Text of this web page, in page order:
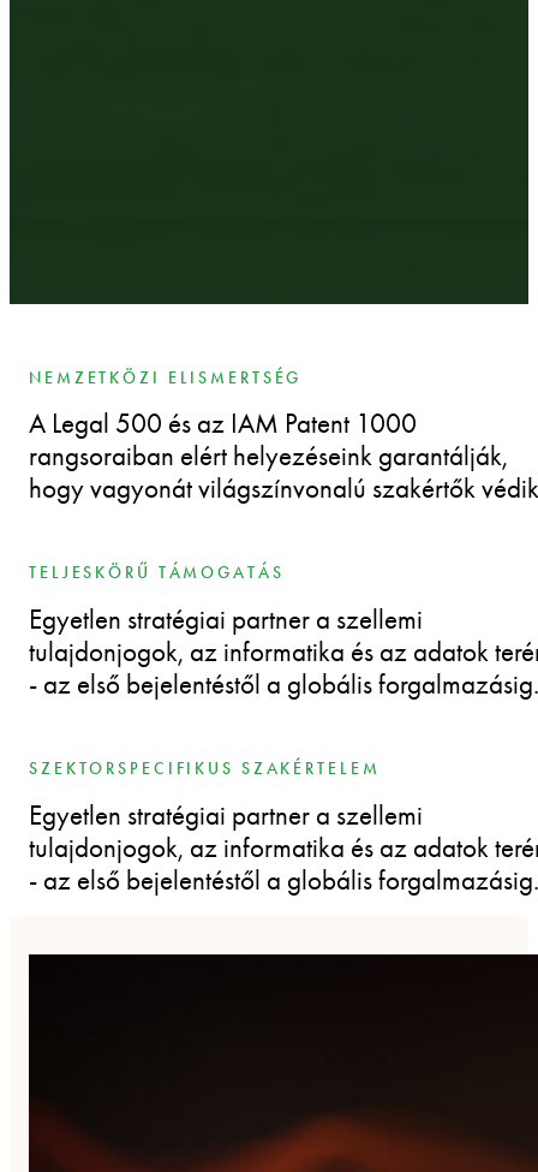
NEMZETKÖZI ELISMERTSÉG
A Legal 500 és az IAM Patent 1000
rangsoraiban elért helyezéseink garantálják,
hogy vagyonát világszínvonalú szakértők
TELJESKÖRŰ TÁMOGATÁS
Egyetlen stratégiai partner a szellemi
tulajdonjogok, az informatika és az adatok
- az első bejelentéstől a globális forgalmazásig.
SZEKTORSPECIFIKUS SZAKÉRTELEM
Egyetlen stratégiai partner a szellemi
tulajdonjogok, az informatika és az adatok
- az első bejelentéstől a globális forgalmazásig.